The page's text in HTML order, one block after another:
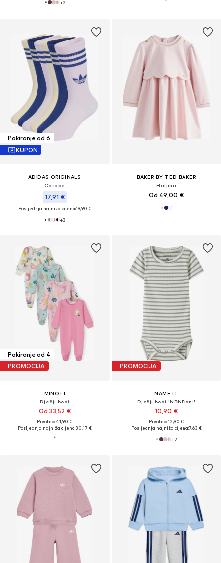
+2
Pakiranje od 6
KUPON
ADIDAS ORIGINALS
Čarape
17,91 €
Posljednja najniža cijena:19,90 €
+3
BAKER BY TED BAKER
Haljina
Od 49,00 €
Pakiranje od 4
PROMOCIJA
MINOTI
Dječji bodi
Od 33,52 €
Prvotno: 41,90 €
Posljednja najniža cijena:30,17 €
PROMOCIJA
NAME IT
Dječji bodi 'NBNBani'
10,90 €
Prvotno: 12,90 €
Posljednja najniža cijena:7,63 €
+2